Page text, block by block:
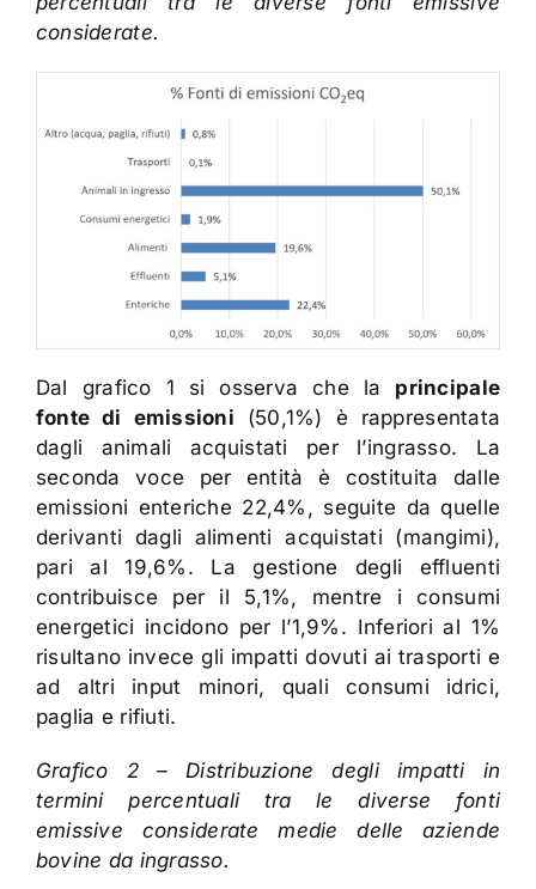
considerate.
Dal grafico 1 si osserva che la principale
fonte di emissioni (50,1%) è rappresentata
dagli animali acquistati per l’ingrasso. La
seconda voce per entità è costituita dalle
emissioni enteriche 22,4%, seguite da quelle
derivanti dagli alimenti acquistati (mangimi),
pari al 19,6%. La gestione degli effluenti
contribuisce per il 5,1%, mentre i consumi
energetici incidono per l’1,9%. Inferiori al 1%
risultano invece gli impatti dovuti ai trasporti e
ad altri input minori, quali consumi idrici,
paglia e rifiuti.
Grafico 2 – Distribuzione degli impatti in
termini percentuali tra le diverse fonti
emissive considerate medie delle aziende
bovine da ingrasso.